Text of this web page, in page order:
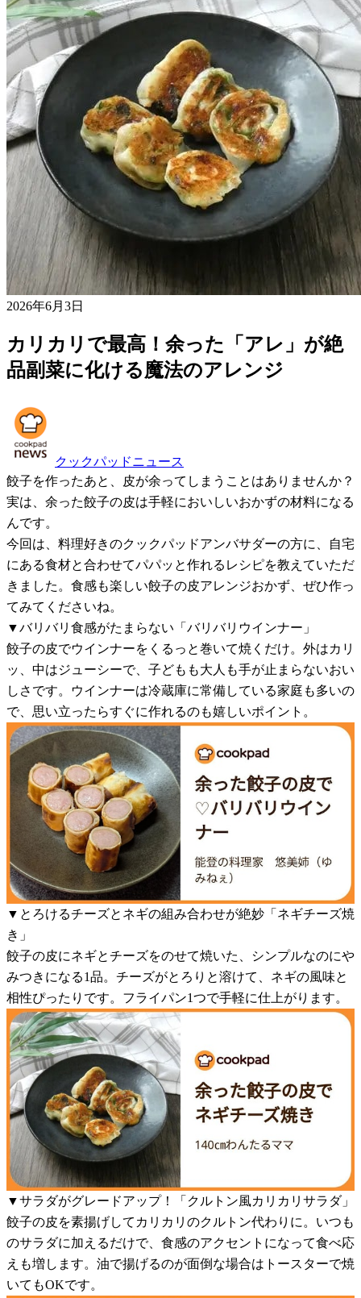
2026年6月3日
カリカリで最高！余った「アレ」が絶
品副菜に化ける魔法のアレンジ
クックパッドニュース
餃子を作ったあと、皮が余ってしまうことはありませんか？
実は、余った餃子の皮は手軽においしいおかずの材料になる
んです。
今回は、料理好きのクックパッドアンバサダーの方に、自宅
にある食材と合わせてパパッと作れるレシピを教えていただ
きました。食感も楽しい餃子の皮アレンジおかず、ぜひ作っ
てみてくださいね。
▼バリバリ食感がたまらない「バリバリウインナー」
餃子の皮でウインナーをくるっと巻いて焼くだけ。外はカリ
ッ、中はジューシーで、子どもも大人も手が止まらないおい
しさです。ウインナーは冷蔵庫に常備している家庭も多いの
で、思い立ったらすぐに作れるのも嬉しいポイント。
▼とろけるチーズとネギの組み合わせが絶妙「ネギチーズ焼
き」
餃子の皮にネギとチーズをのせて焼いた、シンプルなのにや
みつきになる1品。チーズがとろりと溶けて、ネギの風味と
相性ぴったりです。フライパン1つで手軽に仕上がります。
▼サラダがグレードアップ！「クルトン風カリカリサラダ」
餃子の皮を素揚げしてカリカリのクルトン代わりに。いつも
のサラダに加えるだけで、食感のアクセントになって食べ応
えも増します。油で揚げるのが面倒な場合はトースターで焼
いてもOKです。